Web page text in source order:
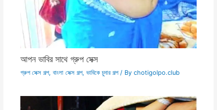
আপন ভাবির সাথে গ্রুপ সেক্স
গ্রুপ সেক্স গল্প, বাংলা সেক্স গল্প, ভাবিকে চুদার গল্প/ By chotigolpo.club